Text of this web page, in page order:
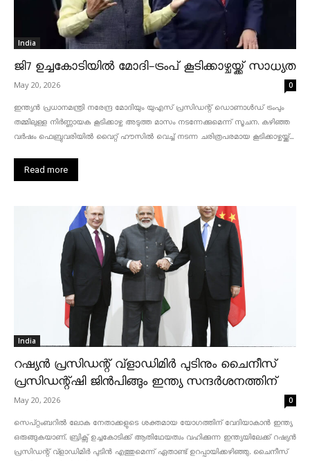
India
ജി7 ഉച്ചകോടിയിൽ മോദി-ട്രംപ് കൂടിക്കാഴ്ചയ്ക്ക് സാധ്യത
May 20, 2026 0
ഇന്ത്യൻ പ്രധാനമന്ത്രി നരേന്ദ്ര മോദിയും യുഎസ് പ്രസിഡന്റ് ഡൊണാൾഡ് ട്രംപും
തമ്മിലുള്ള നിർണ്ണായക കൂടിക്കാഴ്ച അടുത്ത മാസം നടന്നേക്കുമെന്ന് സൂചന. കഴിഞ്ഞ
വർഷം ഫെബ്രുവരിയിൽ വൈറ്റ് ഹൗസിൽ വെച്ച് നടന്ന ചരിത്രപരമായ കൂടിക്കാഴ്ചയ്ക്ക്...
Read more
India
റഷ്യൻ പ്രസിഡന്റ് വ്‌ളാഡിമിർ പുടിനും ചൈനീസ്
പ്രസിഡന്റ്ഷി ജിൻപിങ്ങും ഇന്ത്യ സന്ദർശനത്തിന്
May 20, 2026 0
സെപ്റ്റംബറിൽ ലോക നേതാക്കളുടെ ശക്തമായ യോഗത്തിന് വേദിയാകാൻ ഇന്ത്യ
ഒരുങ്ങുകയാണ്. ബ്രിക്സ് ഉച്ചകോടിക്ക് ആതിഥേയത്വം വഹിക്കുന്ന ഇന്ത്യയിലേക്ക് റഷ്യൻ
പ്രസിഡന്റ് വ്‌ളാഡിമിർ പുടിൻ എത്തുമെന്ന് ഏതാണ്ട് ഉറപ്പായിക്കഴിഞ്ഞു. ചൈനീസ്